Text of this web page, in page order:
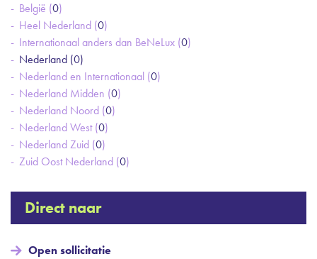
België (0)
Heel Nederland (0)
Internationaal anders dan BeNeLux (0)
Nederland (0)
Nederland en Internationaal (0)
Nederland Midden (0)
Nederland Noord (0)
Nederland West (0)
Nederland Zuid (0)
Zuid Oost Nederland (0)
Direct naar
Open sollicitatie